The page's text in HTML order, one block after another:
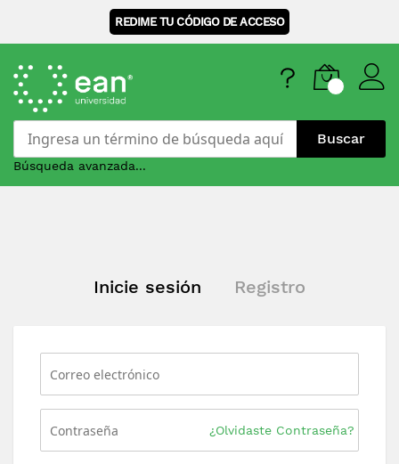
REDIME TU CÓDIGO DE ACCESO
Buscar
Búsqueda avanzada...
Inicie sesión Registro
¿Olvidaste Contraseña?